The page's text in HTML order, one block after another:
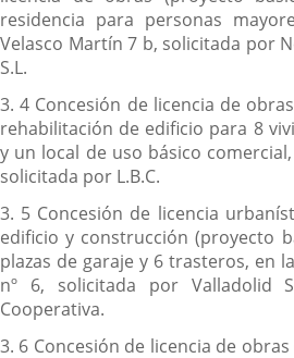
residencia para personas
Velasco Martín 7 b, solicitada por
S.L.
3. 4 Concesión de licencia de
rehabilitación de edificio para 8
y un local de uso básico
solicitada por L.B.C.
3. 5 Concesión de licencia
edificio y construcción (proyecto
plazas de garaje y 6 trasteros, en
nº 6, solicitada por Valladolid
Cooperativa.
3. 6 Concesión de licencia de